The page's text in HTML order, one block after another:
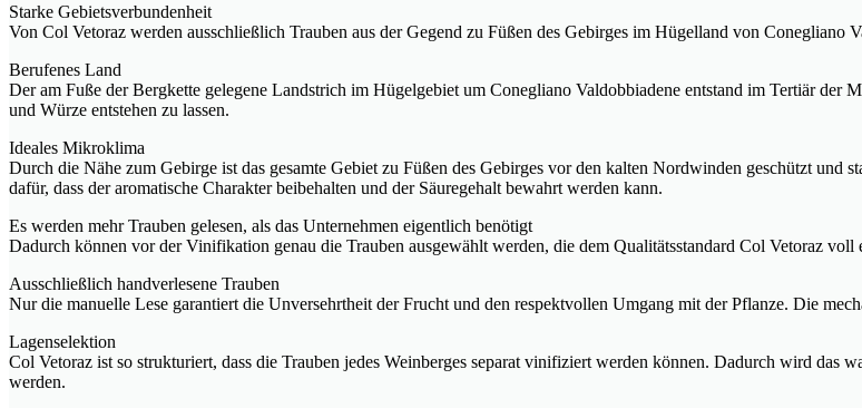
Starke Gebietsverbundenheit
Von Col Vetoraz werden ausschließlich Trauben aus der Gegend zu Füßen des Gebirges im Hügelland von Conegliano
Berufenes Land
Der am Fuße der Bergkette gelegene Landstrich im Hügelgebiet um Conegliano Valdobbiadene entstand im Tertiär der
und Würze entstehen zu lassen.
Ideales Mikroklima
Durch die Nähe zum Gebirge ist das gesamte Gebiet zu Füßen des Gebirges vor den kalten Nordwinden geschützt und
dafür, dass der aromatische Charakter beibehalten und der Säuregehalt bewahrt werden kann.
Es werden mehr Trauben gelesen, als das Unternehmen eigentlich benötigt
Dadurch können vor der Vinifikation genau die Trauben ausgewählt werden, die dem Qualitätsstandard Col Vetoraz voll
Ausschließlich handverlesene Trauben
Nur die manuelle Lese garantiert die Unversehrtheit der Frucht und den respektvollen Umgang mit der Pflanze. Die
Lagenselektion
Col Vetoraz ist so strukturiert, dass die Trauben jedes Weinberges separat vinifiziert werden können. Dadurch wird das
werden.